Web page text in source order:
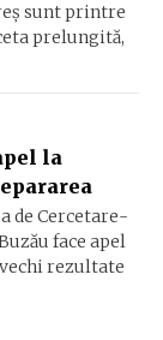
sunt printre
prelungită,
la
de Cercetare-
face apel
rezultate